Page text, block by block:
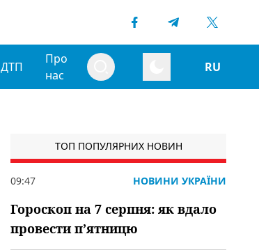
ДТП
Про
нас
RU
ТОП ПОПУЛЯРНИХ НОВИН
09:47 НОВИНИ УКРАЇНИ
Гороскоп на 7 серпня: як вдало
провести пʼятницю